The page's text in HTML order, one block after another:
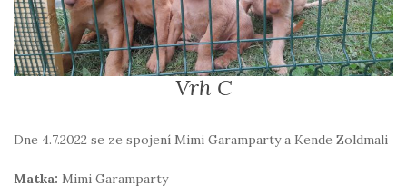
Vrh C
Dne 4.7.2022 se ze spojení Mimi Garamparty a Kende Zoldmali
Matka: Mimi Garamparty